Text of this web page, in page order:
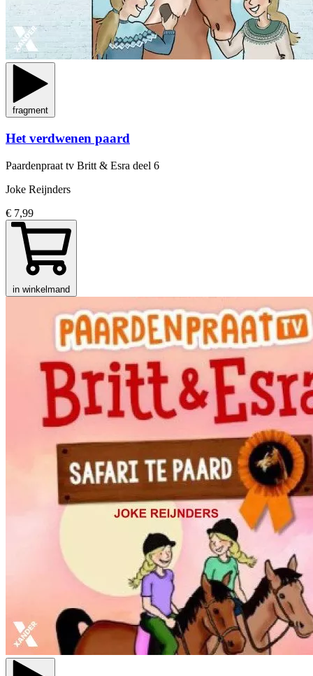
fragment
Het verdwenen paard
Paardenpraat tv Britt & Esra deel 6
Joke Reijnders
€ 7,99
in winkelmand